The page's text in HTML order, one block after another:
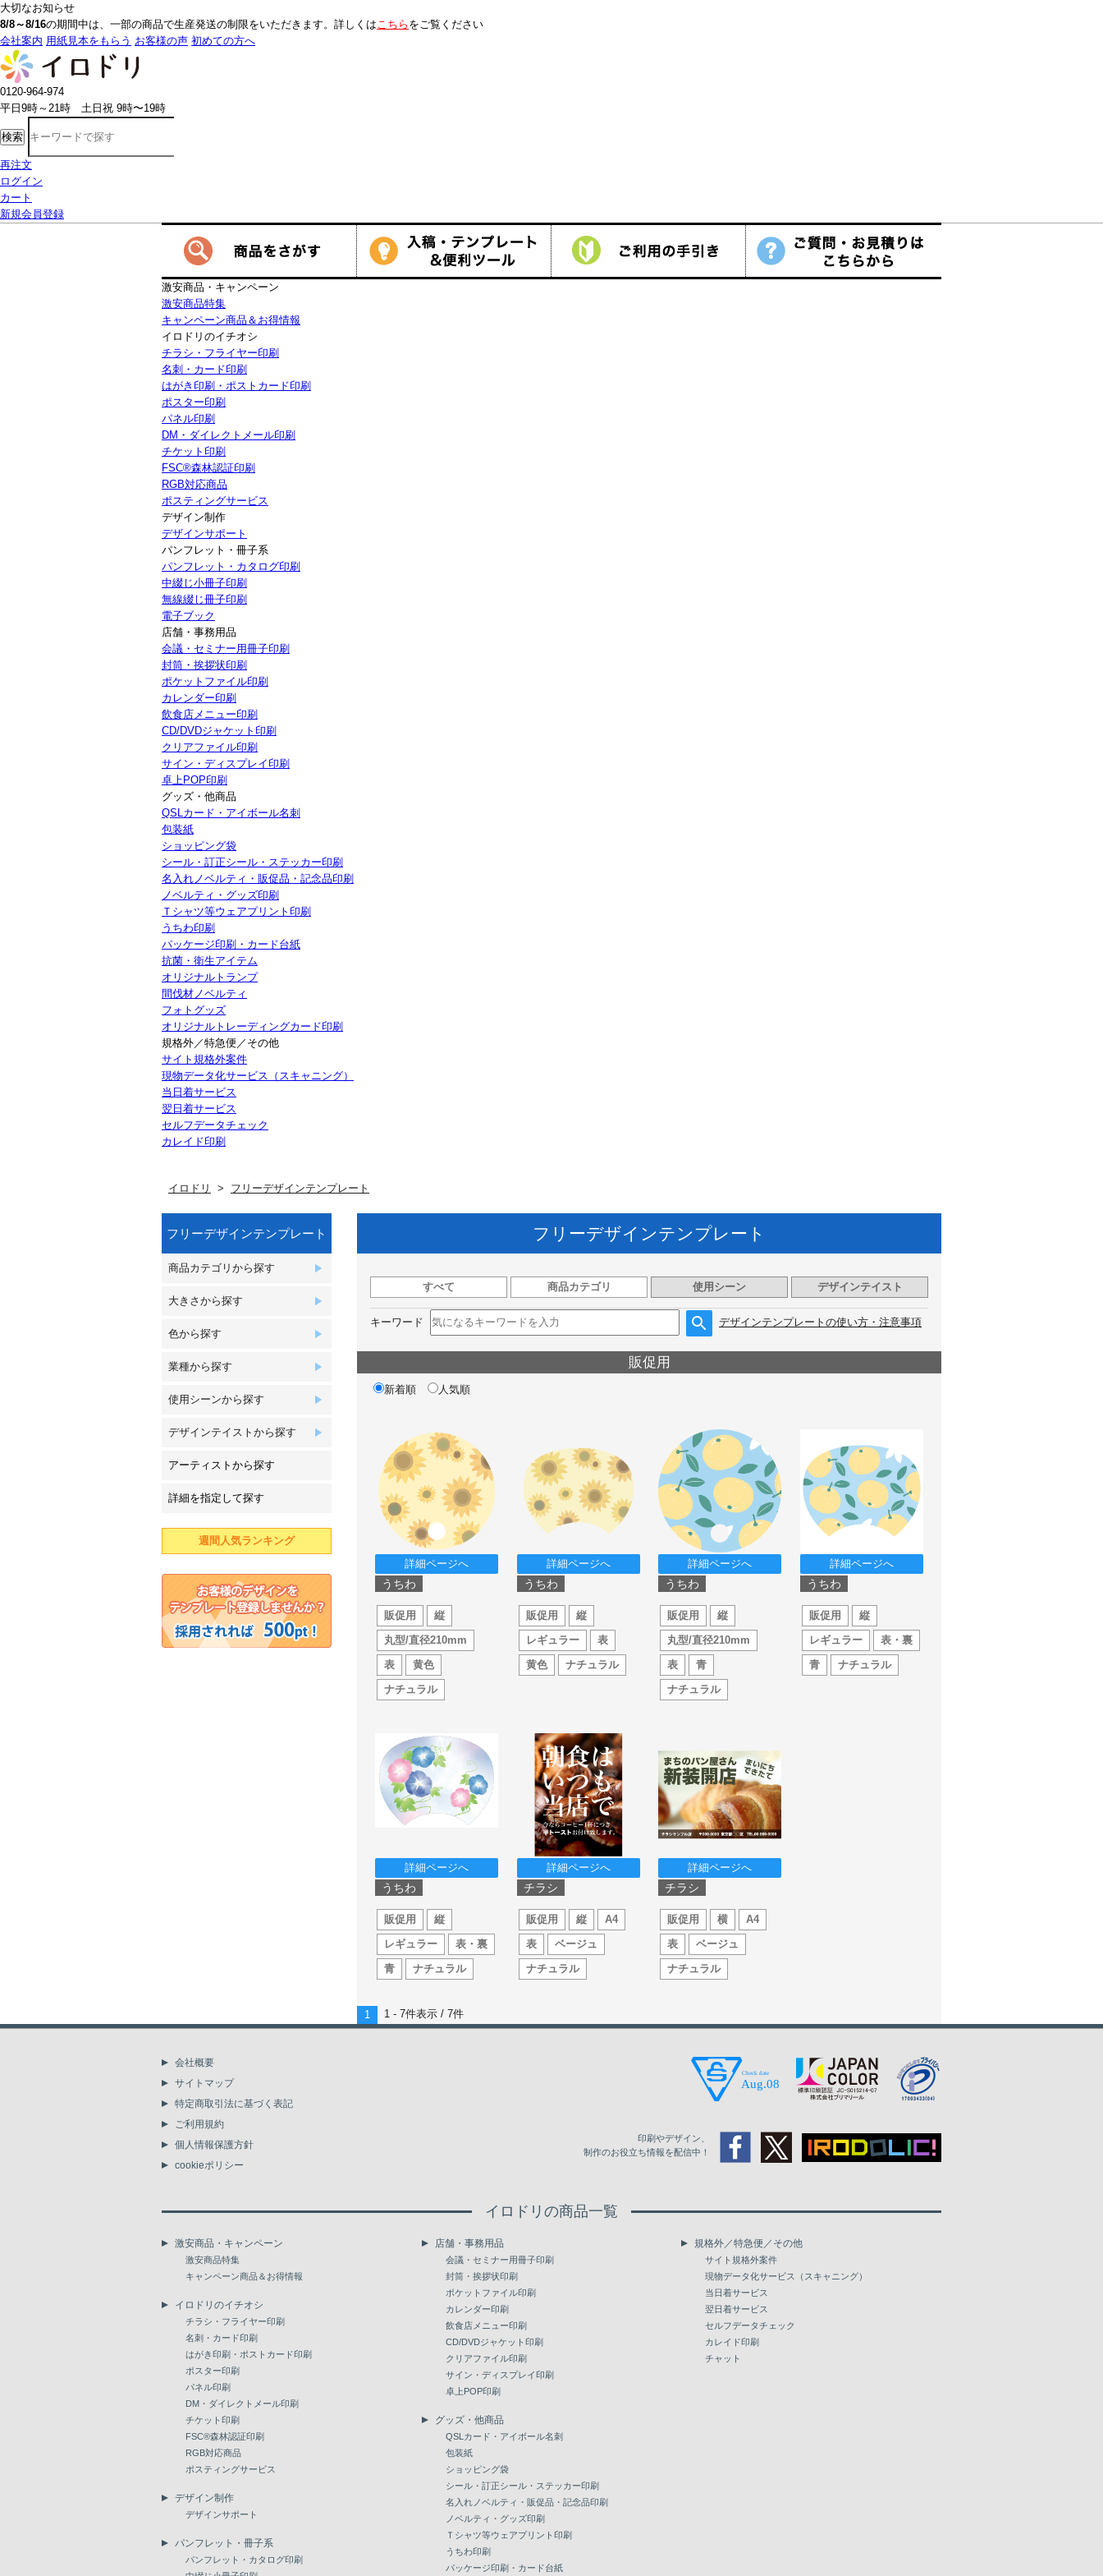
大切なお知らせ
8/8～8/16の期間中は、一部の商品で生産発送の制限をいただきます。詳しくはこちら をご覧ください
会社案内 用紙見本をもらう お客様の声 初めての方へ
0120-964-974
平日9時～21時 土日祝 9時〜19時
検索
再注文
ログイン
カート
新規会員登録
激安商品・キャンペーン
激安商品特集
キャンペーン商品＆お得情報
イロドリのイチオシ
チラシ・フライヤー印刷
名刺・カード印刷
はがき印刷・ポストカード印刷
ポスター印刷
パネル印刷
DM・ダイレクトメール印刷
チケット印刷
FSC®森林認証印刷
RGB対応商品
ポスティングサービス
デザイン制作
デザインサポート
パンフレット・冊子系
パンフレット・カタログ印刷
中綴じ小冊子印刷
無線綴じ冊子印刷
電子ブック
店舗・事務用品
会議・セミナー用冊子印刷
封筒・挨拶状印刷
ポケットファイル印刷
カレンダー印刷
飲食店メニュー印刷
CD/DVDジャケット印刷
クリアファイル印刷
サイン・ディスプレイ印刷
卓上POP印刷
グッズ・他商品
QSLカード・アイボール名刺
包装紙
ショッピング袋
シール・訂正シール・ステッカー印刷
名入れノベルティ・販促品・記念品印刷
ノベルティ・グッズ印刷
Ｔシャツ等ウェアプリント印刷
うちわ印刷
パッケージ印刷・カード台紙
抗菌・衛生アイテム
オリジナルトランプ
間伐材ノベルティ
フォトグッズ
オリジナルトレーディングカード印刷
規格外／特急便／その他
サイト規格外案件
現物データ化サービス（スキャニング）
当日着サービス
翌日着サービス
セルフデータチェック
カレイド印刷
イロドリ フリーデザインテンプレート
フリーデザインテンプレート
商品カテゴリから探す
大きさから探す
色から探す
業種から探す
使用シーンから探す
デザインテイストから探す
アーティストから探す
詳細を指定して探す
週間人気ランキング
フリーデザインテンプレート
すべて 商品カテゴリ 使用シーン デザインテイスト
キーワード デザインテンプレートの使い方・注意事項
販促用
新着順 人気順
詳細ページへ
うちわ
販促用
縦
丸型/直径210mm
表
黄色
ナチュラル
詳細ページへ
うちわ
販促用
縦
レギュラー
表
黄色
ナチュラル
詳細ページへ
うちわ
販促用
縦
丸型/直径210mm
表
青
ナチュラル
詳細ページへ
うちわ
販促用
縦
レギュラー
表・裏
青
ナチュラル
詳細ページへ
うちわ
販促用
縦
レギュラー
表・裏
青
ナチュラル
詳細ページへ
チラシ
販促用 縦
A4
表
ベージュ
ナチュラル
詳細ページへ
チラシ
販促用 横
A4
表
ベージュ
ナチュラル
1 1 - 7件表示 / 7件
会社概要
サイトマップ
特定商取引法に基づく表記
ご利用規約
個人情報保護方針
cookieポリシー
印刷やデザイン、
制作のお役立ち情報を配信中！
イロドリの商品一覧
激安商品・キャンペーン
激安商品特集
キャンペーン商品＆お得情報
イロドリのイチオシ
チラシ・フライヤー印刷
名刺・カード印刷
はがき印刷・ポストカード印刷
ポスター印刷
パネル印刷
DM・ダイレクトメール印刷
チケット印刷
FSC®森林認証印刷
RGB対応商品
ポスティングサービス
デザイン制作
デザインサポート
パンフレット・冊子系
パンフレット・カタログ印刷
店舗・事務用品
会議・セミナー用冊子印刷
封筒・挨拶状印刷
ポケットファイル印刷
カレンダー印刷
飲食店メニュー印刷
CD/DVDジャケット印刷
クリアファイル印刷
サイン・ディスプレイ印刷
卓上POP印刷
グッズ・他商品
QSLカード・アイボール名刺
包装紙
ショッピング袋
シール・訂正シール・ステッカー印刷
名入れノベルティ・販促品・記念品印刷
ノベルティ・グッズ印刷
Ｔシャツ等ウェアプリント印刷
うちわ印刷
パッケージ印刷・カード台紙
規格外／特急便／その他
サイト規格外案件
現物データ化サービス（スキャニング）
当日着サービス
翌日着サービス
セルフデータチェック
カレイド印刷
チャット